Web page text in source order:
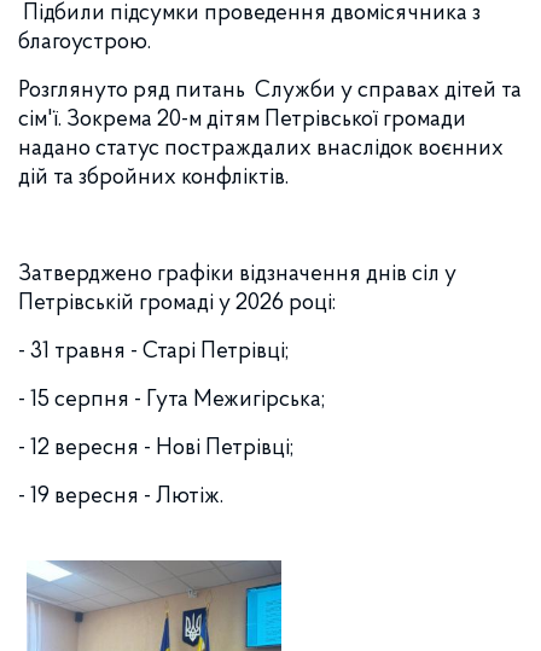
Підбили підсумки проведення двомісячника з
благоустрою.
Розглянуто ряд питань Служби у справах дітей та
сім'ї. Зокрема 20-м дітям Петрівської громади
надано статус постраждалих внаслідок воєнних
дій та збройних конфліктів.
Затверджено графіки відзначення днів сіл у
Петрівській громаді у 2026 році:
- 31 травня - Старі Петрівці;
- 15 серпня - Гута Межигірська;
- 12 вересня - Нові Петрівці;
- 19 вересня - Лютіж.